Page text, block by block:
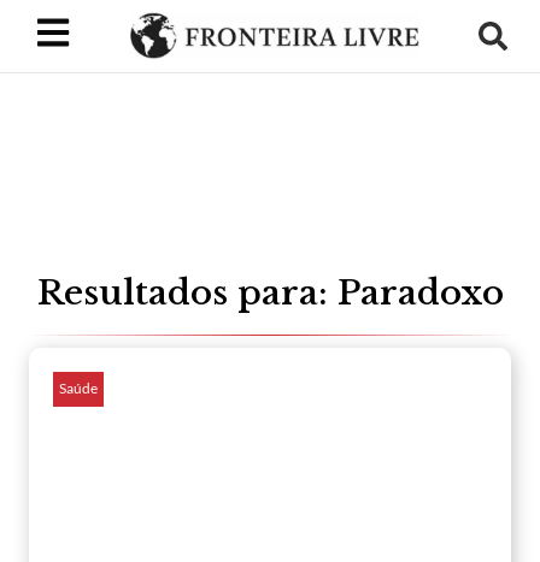
Resultados para: Paradoxo
Saúde